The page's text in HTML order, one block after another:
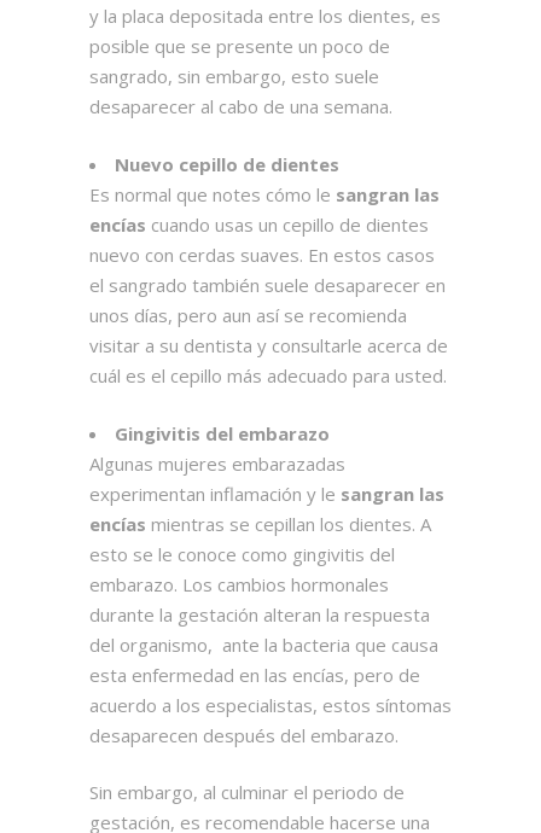
y la placa depositada entre los dientes, es
posible que se presente un poco de
sangrado, sin embargo, esto suele
desaparecer al cabo de una semana.
Nuevo cepillo de dientes
Es normal que notes cómo le sangran las
encías cuando usas un cepillo de dientes
nuevo con cerdas suaves. En estos casos
el sangrado también suele desaparecer en
unos días, pero aun así se recomienda
visitar a su dentista y consultarle acerca de
cuál es el cepillo más adecuado para usted.
Gingivitis del embarazo
Algunas mujeres embarazadas
experimentan inflamación y le sangran las
encías mientras se cepillan los dientes. A
esto se le conoce como gingivitis del
embarazo. Los cambios hormonales
durante la gestación alteran la respuesta
del organismo, ante la bacteria que causa
esta enfermedad en las encías, pero de
acuerdo a los especialistas, estos síntomas
desaparecen después del embarazo.
Sin embargo, al culminar el periodo de
gestación, es recomendable hacerse una